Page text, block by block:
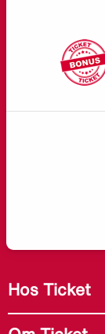
Hos Ticket